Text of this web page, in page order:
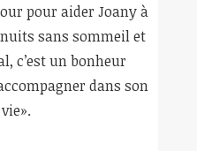
pour aider Joany à
sans sommeil et
c’est un bonheur
dans son